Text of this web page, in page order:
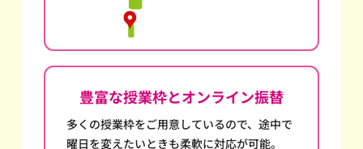
豊富な授業枠とオンライン振替
多くの授業枠をご用意しているので、途中で
曜日を変えたいときも柔軟に対応が可能。